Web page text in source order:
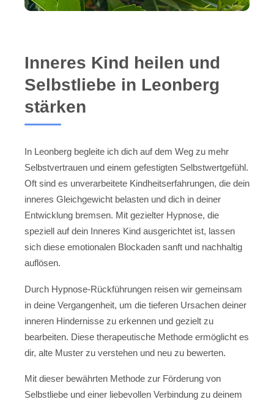
Inneres Kind heilen und
Selbstliebe in Leonberg
stärken
In Leonberg begleite ich dich auf dem Weg zu mehr
Selbstvertrauen und einem gefestigten Selbstwertgefühl.
Oft sind es unverarbeitete Kindheitserfahrungen, die dein
inneres Gleichgewicht belasten und dich in deiner
Entwicklung bremsen. Mit gezielter Hypnose, die
speziell auf dein Inneres Kind ausgerichtet ist, lassen
sich diese emotionalen Blockaden sanft und nachhaltig
auflösen.
Durch Hypnose-Rückführungen reisen wir gemeinsam
in deine Vergangenheit, um die tieferen Ursachen deiner
inneren Hindernisse zu erkennen und gezielt zu
bearbeiten. Diese therapeutische Methode ermöglicht es
dir, alte Muster zu verstehen und neu zu bewerten.
Mit dieser bewährten Methode zur Förderung von
Selbstliebe und einer liebevollen Verbindung zu deinem